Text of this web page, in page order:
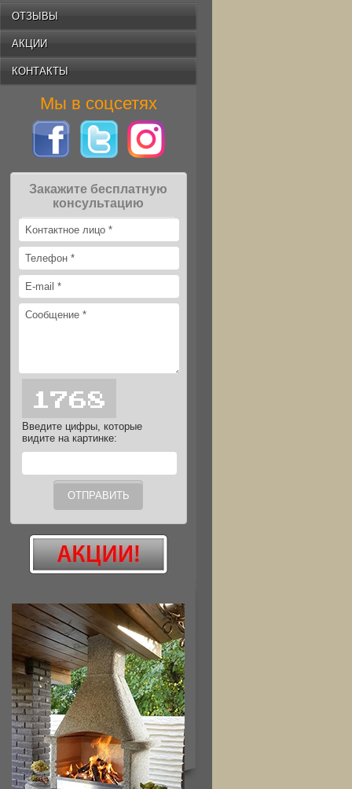
ОТЗЫВЫ
АКЦИИ
КОНТАКТЫ
Мы в соцсетях
Закажите бесплатную
консультацию
Введите цифры, которые
видите на картинке: